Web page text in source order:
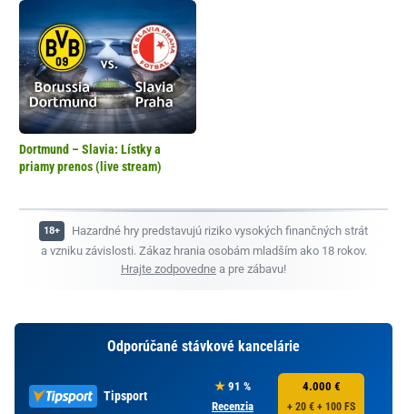
Dortmund – Slavia: Lístky a
priamy prenos (live stream)
Hazardné hry predstavujú riziko vysokých finančných strát
a vzniku závislosti. Zákaz hrania osobám mladším ako 18 rokov.
Hrajte zodpovedne a pre zábavu!
Odporúčané stávkové kancelárie
Tipsport
91 %
Recenzia
4.000 €
+ 20 € + 100 FS